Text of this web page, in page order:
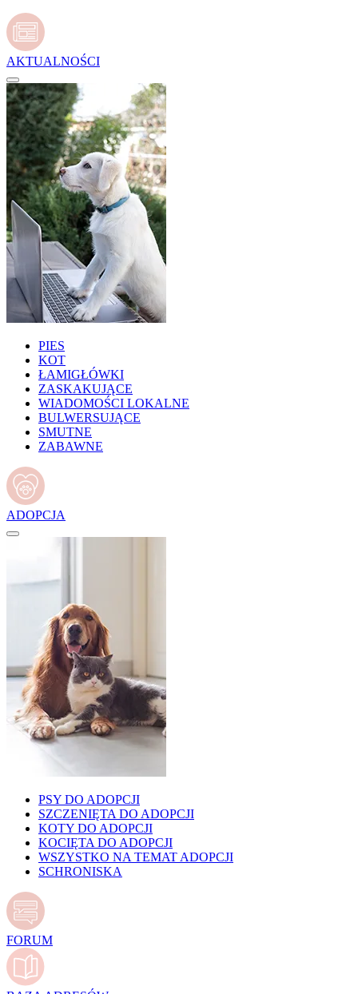
AKTUALNOŚCI
PIES
KOT
ŁAMIGŁÓWKI
ZASKAKUJĄCE
WIADOMOŚCI LOKALNE
BULWERSUJĄCE
SMUTNE
ZABAWNE
ADOPCJA
PSY DO ADOPCJI
SZCZENIĘTA DO ADOPCJI
KOTY DO ADOPCJI
KOCIĘTA DO ADOPCJI
WSZYSTKO NA TEMAT ADOPCJI
SCHRONISKA
FORUM